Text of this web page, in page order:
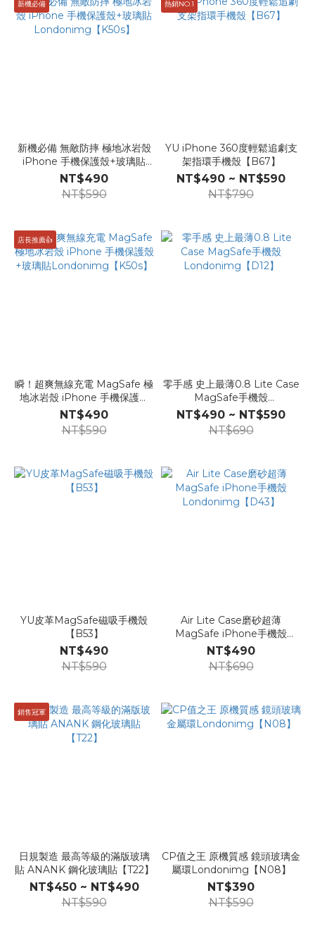
新機必備
新機必備 無敵防摔 極地冰岩殼
iPhone 手機保護殼+玻璃貼
Londonimg【K50s】
NT$490
NT$590
熱銷NO.1
YU iPhone 360度輕鬆追劇支
架指環手機殼【B67】
NT$490 ~ NT$590
NT$790
店長推薦👍
瞬！超爽無線充電 MagSafe 極
地冰岩殼 iPhone 手機保護殼
+玻璃貼Londonimg【K50s】
NT$490
NT$590
零手感 史上最薄0.8 Lite Case
MagSafe手機殼
Londonimg【D12】
NT$490 ~ NT$590
NT$690
YU皮革MagSafe磁吸手機殼
【B53】
NT$490
NT$590
Air Lite Case磨砂超薄
MagSafe iPhone手機殼
Londonimg【D43】
NT$490
NT$690
銷售冠軍
日規製造 最高等級的滿版玻璃
貼 ANANK 鋼化玻璃貼【T22】
NT$450 ~ NT$490
NT$590
CP值之王 原機質感 鏡頭玻璃金
屬環Londonimg【N08】
NT$390
NT$590